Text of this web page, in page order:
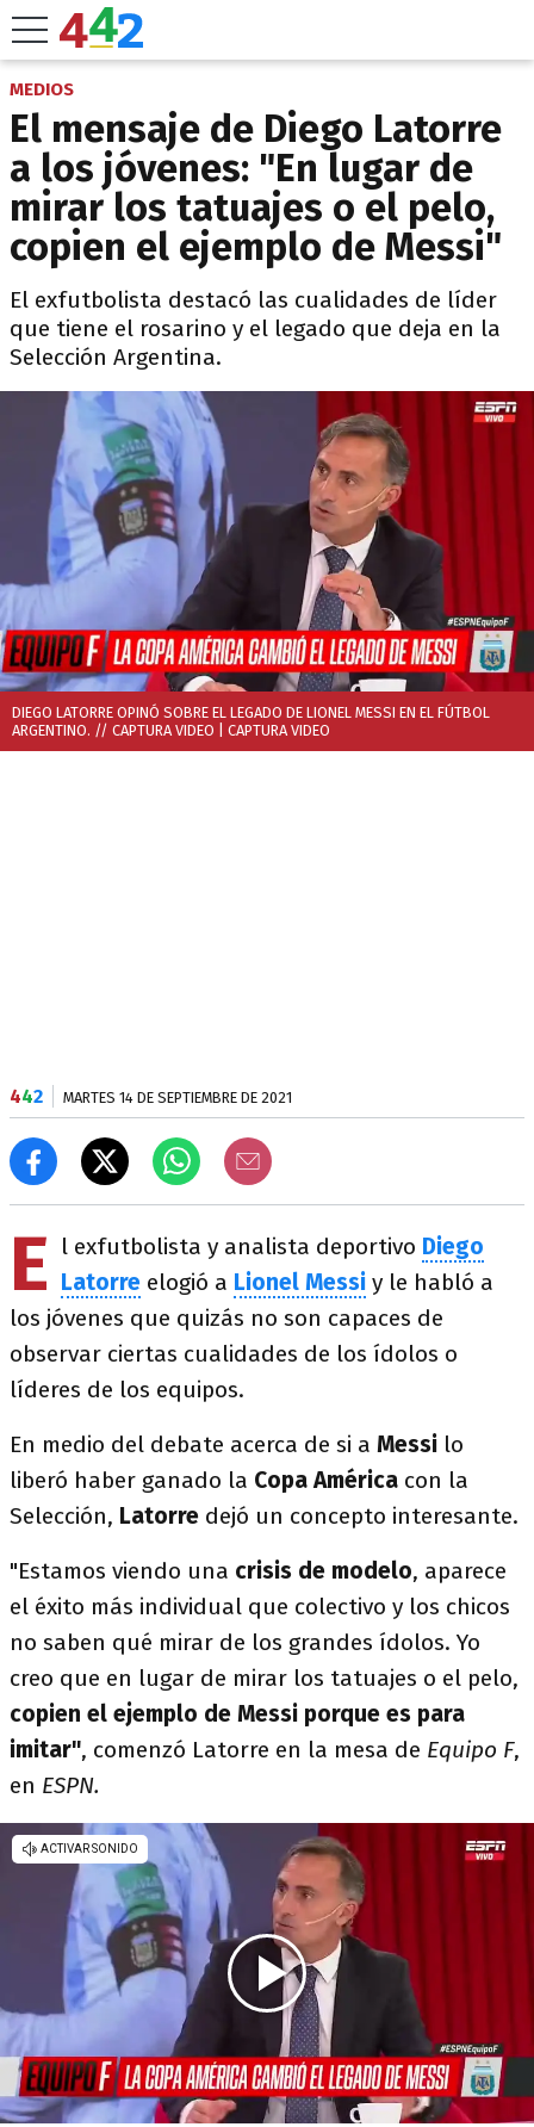
MEDIOS
El mensaje de Diego Latorre
a los jóvenes: "En lugar de
mirar los tatuajes o el pelo,
copien el ejemplo de Messi"
El exfutbolista destacó las cualidades de líder
que tiene el rosarino y el legado que deja en la
Selección Argentina.
DIEGO LATORRE OPINÓ SOBRE EL LEGADO DE LIONEL MESSI EN EL FÚTBOL
ARGENTINO. // CAPTURA VIDEO | CAPTURA VIDEO
442 MARTES 14 DE SEPTIEMBRE DE 2021
E l exfutbolista y analista deportivo Diego
Latorre elogió a Lionel Messi y le habló a
los jóvenes que quizás no son capaces de
observar ciertas cualidades de los ídolos o
líderes de los equipos.
En medio del debate acerca de si a Messi lo
liberó haber ganado la Copa América con la
Selección, Latorre dejó un concepto interesante.
"Estamos viendo una crisis de modelo, aparece
el éxito más individual que colectivo y los chicos
no saben qué mirar de los grandes ídolos. Yo
creo que en lugar de mirar los tatuajes o el pelo,
copien el ejemplo de Messi porque es para
imitar", comenzó Latorre en la mesa de Equipo F,
en ESPN.